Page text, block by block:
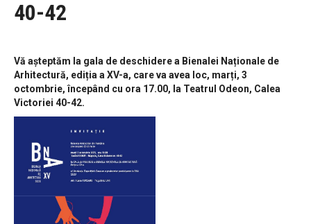
40-42
Vă așteptăm la gala de deschidere a Bienalei Naționale de
Arhitectură, ediția a XV-a, care va avea loc, marți, 3
octombrie, începând cu ora 17.00, la Teatrul Odeon, Calea
Victoriei 40-42.